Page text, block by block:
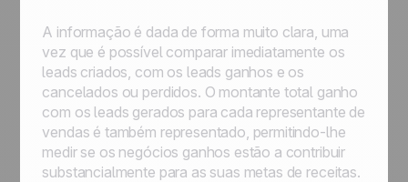
A informação é dada de forma muito clara, uma
vez que é possível comparar imediatamente os
leads criados, com os leads ganhos e os
cancelados ou perdidos. O montante total ganho
com os leads gerados para cada representante de
vendas é também representado, permitindo-lhe
medir se os negócios ganhos estão a contribuir
substancialmente para as suas metas de receitas.